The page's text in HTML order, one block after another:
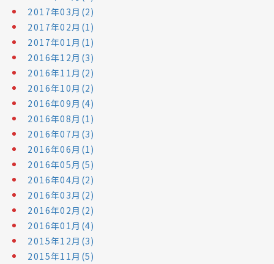
2017年03月(2)
2017年02月(1)
2017年01月(1)
2016年12月(3)
2016年11月(2)
2016年10月(2)
2016年09月(4)
2016年08月(1)
2016年07月(3)
2016年06月(1)
2016年05月(5)
2016年04月(2)
2016年03月(2)
2016年02月(2)
2016年01月(4)
2015年12月(3)
2015年11月(5)